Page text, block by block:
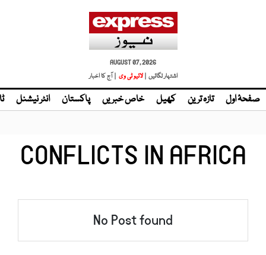
AUGUST 07, 2026
اشتہار لگائیں | لائیو ٹی وی | آج کا اخبار
صفحۂ اول تازہ ترین کھیل خاص خبریں پاکستان انٹر نیشنل
CONFLICTS IN AFRICA
No Post found